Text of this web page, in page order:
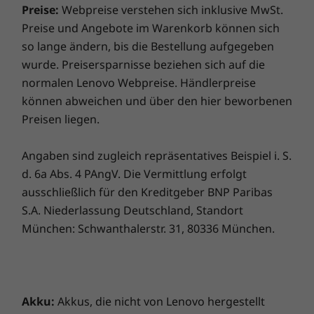
zu Wi-Fi 6E*) sorgen dabei für schnelle
Verbindungen zu Ihrem Internet-Router und
kabellosem Zubehör.
* Der Betrieb von Wi-Fi 6E mit 6 GHz hängt ab von der Unterstützung des
Betriebssystems, von Routern/APs/Gateways, die Wi-Fi 6E unterstützen,
sowie von den regionalen gesetzlichen Zertifizierungen und der
Lenovo Vantage
McAfee LiveSafe™ (Testversion)
Microsoft Office 365 (Testversion)
Xbox Game Pass
Die technischen Daten können je nach Region/Modell variieren.
14- Ethernet (RJ45)
Vergleichen Vergleichen
Sämtliches ansehen Desktops und All-in-One-PCs
Preise: Webpreise verstehen sich inklusive MwSt.
Preise und Angebote im Warenkorb können sich
so lange ändern, bis die Bestellung aufgegeben
wurde. Preisersparnisse beziehen sich auf die
normalen Lenovo Webpreise. Händlerpreise
können abweichen und über den hier beworbenen
Preisen liegen.
Angaben sind zugleich repräsentatives Beispiel i. S.
d. 6a Abs. 4 PAngV. Die Vermittlung erfolgt
ausschließlich für den Kreditgeber BNP Paribas
S.A. Niederlassung Deutschland, Standort
München: Schwanthalerstr. 31, 80336 München.
Akku: Akkus, die nicht von Lenovo hergestellt